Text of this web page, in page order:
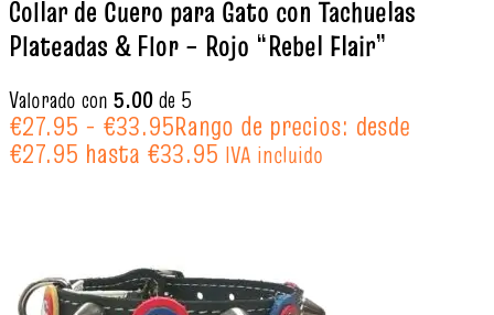
Collar de Cuero para Gato con Tachuelas
Plateadas & Flor – Rojo “Rebel Flair”
Valorado con 5.00de 5
€27.95 - €33.95Rango de precios: desde
€27.95 hasta €33.95 IVA incluido